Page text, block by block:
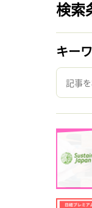
検索
キー